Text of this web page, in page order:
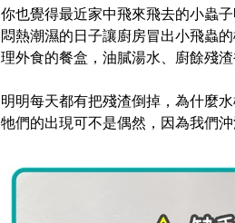
你也覺得最近家中飛來飛去的小蟲
悶熱潮濕的日子讓廚房冒出小飛蟲
理外食的餐盒，油膩湯水、廚餘殘
明明每天都有把殘渣倒掉，為什麼
牠們的出現可不是偶然，因為我們